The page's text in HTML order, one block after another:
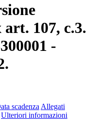
107, c.3.
-
scadenza Allegati
Ulteriori informazioni